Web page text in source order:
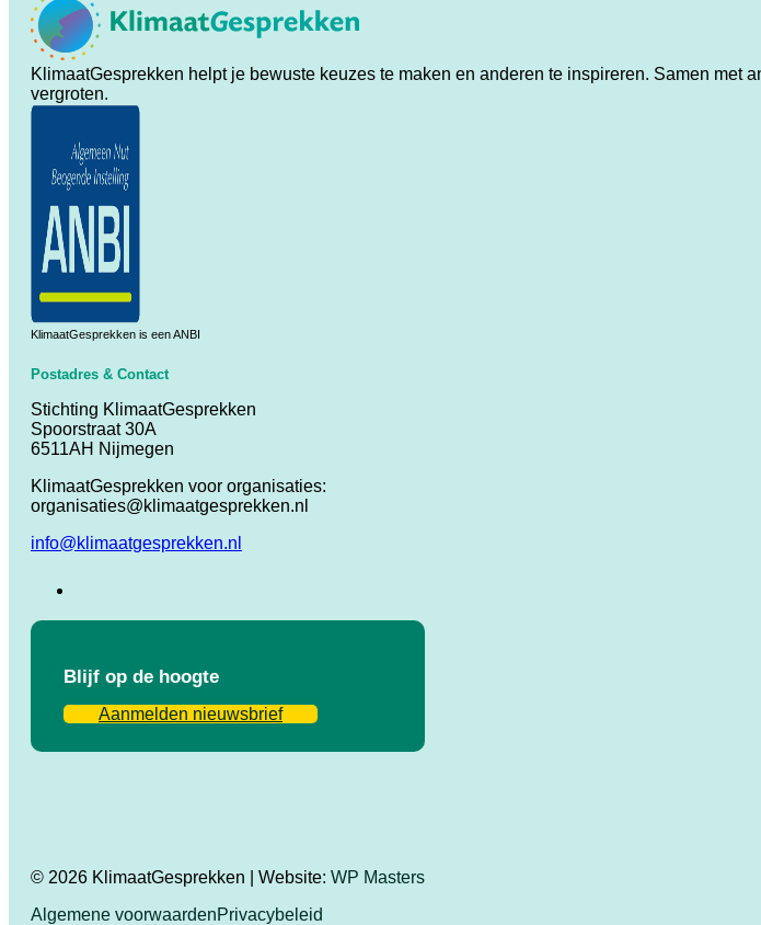
KlimaatGesprekken helpt je bewuste keuzes te maken en anderen te inspireren. Samen
vergroten.
KlimaatGesprekken is een ANBI
Postadres & Contact
Stichting KlimaatGesprekken
Spoorstraat 30A
6511AH Nijmegen
KlimaatGesprekken voor organisaties:
organisaties@klimaatgesprekken.nl
info@klimaatgesprekken.nl
Blijf op de hoogte
Aanmelden nieuwsbrief
© 2026 KlimaatGesprekken | Website: WP Masters
Algemene voorwaardenPrivacybeleid